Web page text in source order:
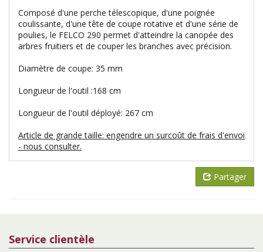
Composé d'une perche télescopique, d'une poignée
coulissante, d'une tête de coupe rotative et d'une série de
poulies, le FELCO 290 permet d'atteindre la canopée des
arbres fruitiers et de couper les branches avec précision.
Diamètre de coupe: 35 mm
Longueur de l'outil :168 cm
Longueur de l'outil déployé: 267 cm
Article de grande taille: engendre un surcoût de frais d'envoi
- nous consulter.
Partager
Service clientèle